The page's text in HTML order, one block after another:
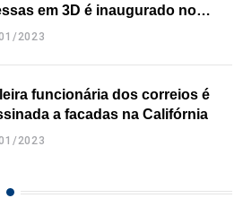
em 3D é inaugurado no
2023
funcionária dos correios é
a facadas na Califórnia
2023